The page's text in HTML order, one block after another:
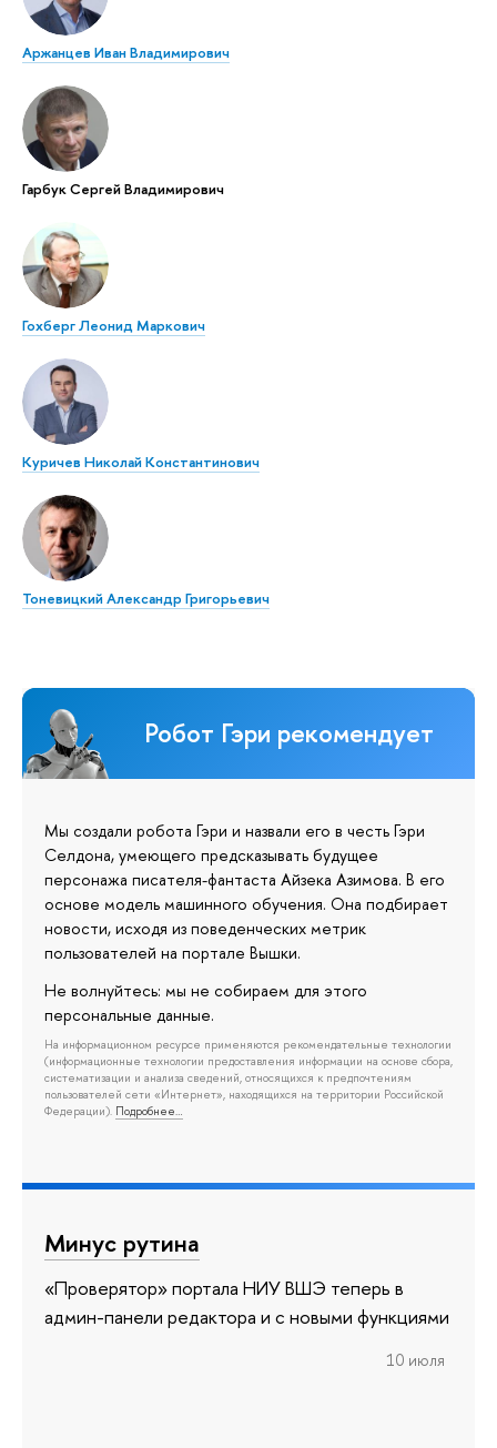
Аржанцев Иван Владимирович
Гарбук Сергей Владимирович
Гохберг Леонид Маркович
Куричев Николай Константинович
Тоневицкий Александр Григорьевич
Робот Гэри рекомендует
Мы создали робота Гэри и назвали его в честь Гэри
Селдона, умеющего предсказывать будущее
персонажа писателя-фантаста Айзека Азимова. В его
основе модель машинного обучения. Она подбирает
новости, исходя из поведенческих метрик
пользователей на портале Вышки.
Не волнуйтесь: мы не собираем для этого
персональные данные.
На информационном ресурсе применяются рекомендательные технологии
(информационные технологии предоставления информации на основе сбора,
систематизации и анализа сведений, относящихся к предпочтениям
пользователей сети «Интернет», находящихся на территории Российской
Федерации). Подробнее…
Минус рутина
«Проверятор» портала НИУ ВШЭ теперь в
админ-панели редактора и с новыми функциями
10 июля